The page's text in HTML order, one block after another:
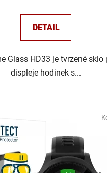
DETAIL
Glass HD33 je tvrzené sklo
displeje hodinek s...